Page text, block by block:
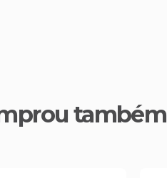
também